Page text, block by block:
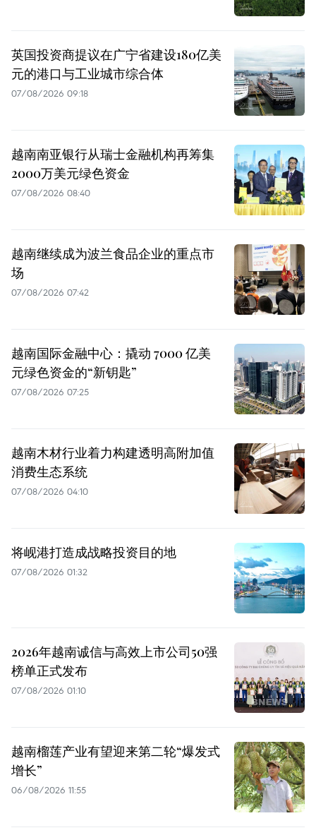
英国投资商提议在广宁省建设180亿美
元的港口与工业城市综合体
07/08/2026 09:18
越南南亚银行从瑞士金融机构再筹集
2000万美元绿色资金
07/08/2026 08:40
越南继续成为波兰食品企业的重点市
场
07/08/2026 07:42
越南国际金融中心：撬动 7000 亿美
元绿色资金的“新钥匙”
07/08/2026 07:25
越南木材行业着力构建透明高附加值
消费生态系统
07/08/2026 04:10
将岘港打造成战略投资目的地
07/08/2026 01:32
2026年越南诚信与高效上市公司50强
榜单正式发布
07/08/2026 01:10
越南榴莲产业有望迎来第二轮“爆发式
增长”
06/08/2026 11:55